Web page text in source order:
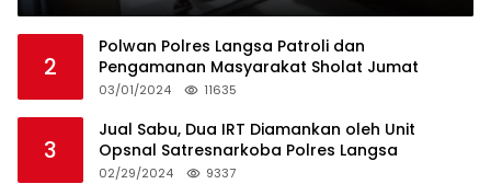
2
Polwan Polres Langsa Patroli dan
Pengamanan Masyarakat Sholat Jumat
03/01/2024 11635
3
Jual Sabu, Dua IRT Diamankan oleh Unit
Opsnal Satresnarkoba Polres Langsa
02/29/2024 9337